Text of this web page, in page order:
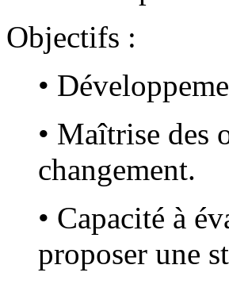
Objectifs :
•
• Maîtrise des
changement.
• Capacité à
proposer une